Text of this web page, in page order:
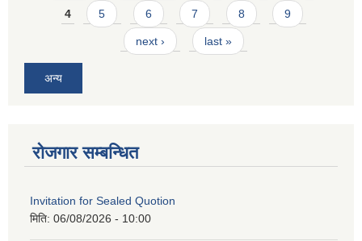
4 5 6 7 8 9
next › last »
अन्य
रोजगार सम्बन्धित
Invitation for Sealed Quotion
मिति: 06/08/2026 - 10:00